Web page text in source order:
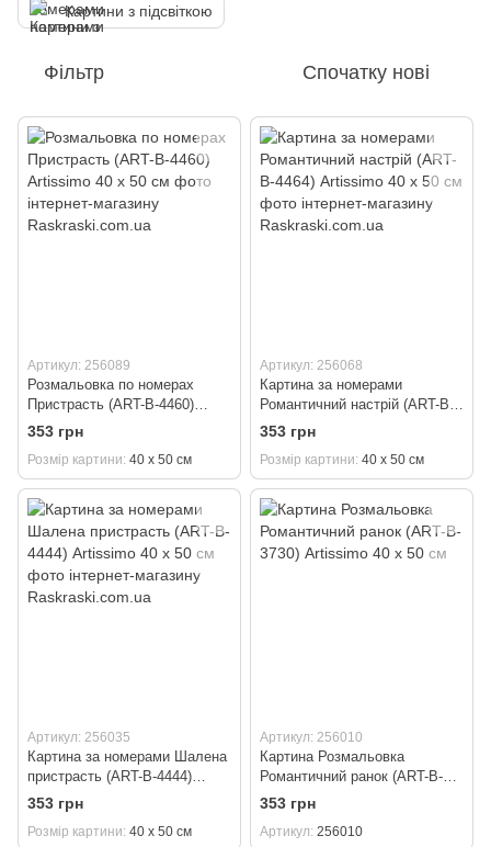
Картини з підсвіткою
Фільтр Спочатку нові
Артикул: 256089
Розмальовка по номерах
Пристрасть (ART-B-4460)
Artissimo 40 х 50 см
353 грн
Розмір картини 40 х 50 см
Артикул: 256068
Картина за номерами
Романтичний настрій (ART-B-
4464) Artissimo 40 х 50 см
353 грн
Розмір картини 40 х 50 см
Артикул: 256035
Картина за номерами Шалена
пристрасть (ART-B-4444)
Artissimo 40 х 50 см
353 грн
Розмір картини 40 х 50 см
Артикул: 256010
Картина Розмальовка
Романтичний ранок (ART-B-
3730) Artissimo 40 х 50 см
353 грн
Артикул 256010